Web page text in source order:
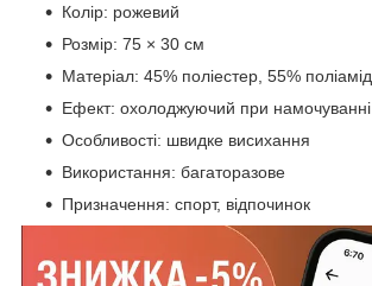
Колір: рожевий
Розмір: 75 × 30 см
Матеріал: 45% поліестер, 55% поліамід
Ефект: охолоджуючий при намочуванні
Особливості: швидке висихання
Використання: багаторазове
Призначення: спорт, відпочинок